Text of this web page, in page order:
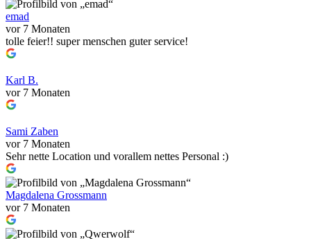
emad
vor 7 Monaten
tolle feier!! super menschen guter service!
Karl B.
vor 7 Monaten
Sami Zaben
vor 7 Monaten
Sehr nette Location und vorallem nettes Personal :)
Magdalena Grossmann
vor 7 Monaten